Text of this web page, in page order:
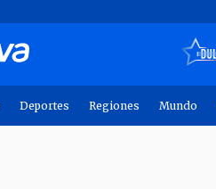
Deportes Regiones Mundo